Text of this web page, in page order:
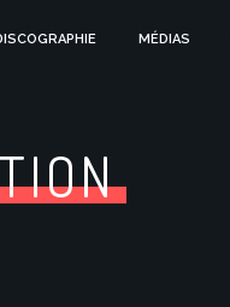
MÉDIAS